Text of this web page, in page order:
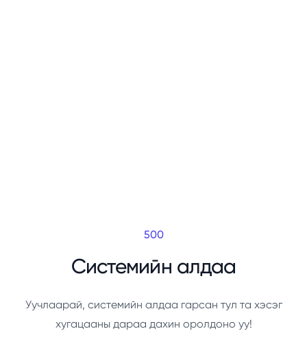
500
Системийн алдаа
Уучлаарай, системийн алдаа гарсан тул та хэсэг
хугацааны дараа дахин оролдоно уу!